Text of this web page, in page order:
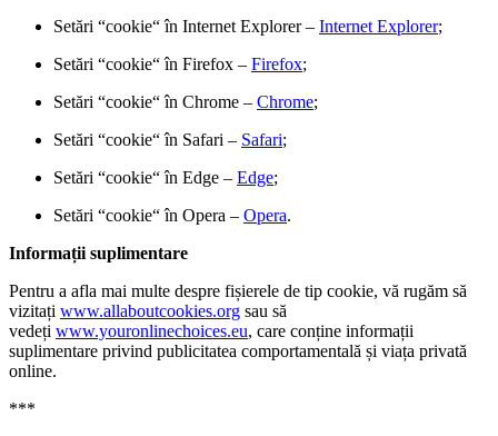
Setări “cookie“ în Internet Explorer – Internet Explorer;
Setări “cookie“ în Firefox – Firefox;
Setări “cookie“ în Chrome – Chrome;
Setări “cookie“ în Safari – Safari;
Setări “cookie“ în Edge – Edge;
Setări “cookie“ în Opera – Opera.
Informații suplimentare
Pentru a afla mai multe despre fișierele de tip cookie, vă rugăm să
vizitați www.allaboutcookies.org sau să
vedeți www.youronlinechoices.eu, care conține informații
suplimentare privind publicitatea comportamentală și viața privată
online.
***